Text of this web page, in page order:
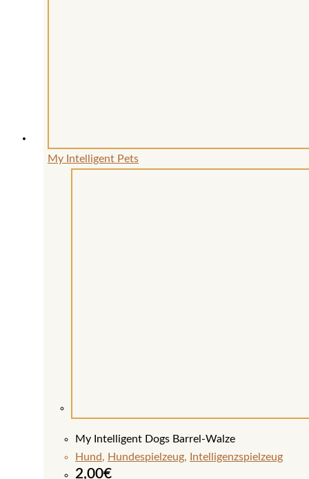
My Intelligent Pets
My Intelligent Dogs Barrel-Walze
Hund, Hundespielzeug, Intelligenzspielzeug
2,00€